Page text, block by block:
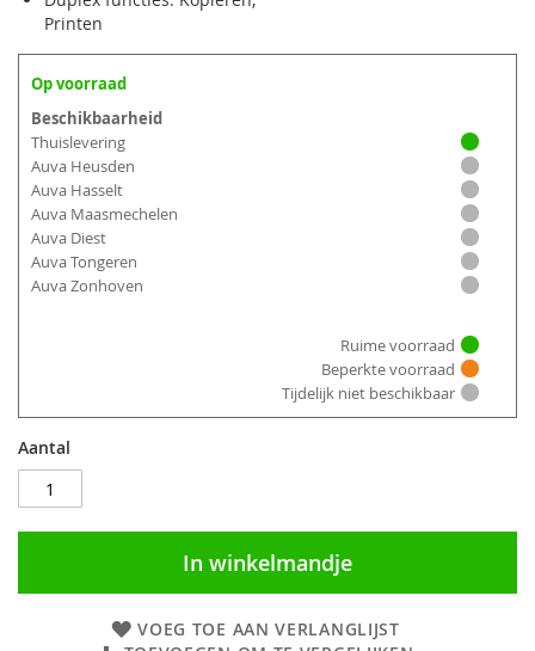
Printen
Op voorraad
Beschikbaarheid
Ruime voorraad
Beperkte voorraad
Tijdelijk niet beschikbaar
Thuislevering
Auva Heusden
Auva Hasselt
Auva Maasmechelen
Auva Diest
Auva Tongeren
Auva Zonhoven
Aantal
In winkelmandje
VOEG TOE AAN VERLANGLIJST